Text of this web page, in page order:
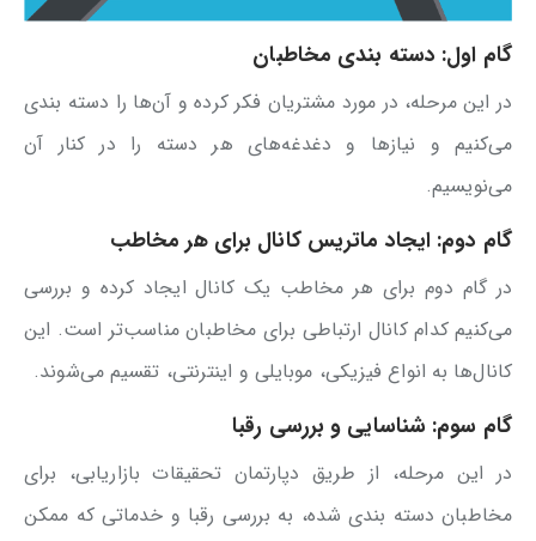
گام اول: دسته بندی مخاطبان
در این مرحله، در مورد مشتریان فکر کرده و آن‌ها را دسته بندی
می‌کنیم و نیازها و دغدغه‌های هر دسته را در کنار آن
می‌نویسیم.
گام دوم: ایجاد ماتریس کانال برای هر مخاطب
در گام دوم برای هر مخاطب یک کانال ایجاد کرده و بررسی
می‌کنیم کدام کانال ارتباطی برای مخاطبان مناسب‌تر است. این
کانال‌ها به انواع فیزیکی، موبایلی و اینترنتی، تقسیم می‌شوند.
گام سوم: شناسایی و بررسی رقبا
در این مرحله، از طریق دپارتمان تحقیقات بازاریابی، برای
مخاطبان دسته بندی شده، به بررسی رقبا و خدماتی که ممکن